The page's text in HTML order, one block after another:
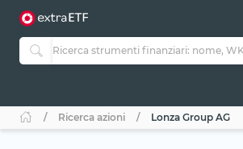
Ricerca azioni Lonza Group AG